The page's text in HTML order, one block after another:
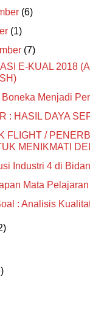
(6)
(1)
(7)
E-KUAL 2018
Boneka Menjadi
: HASIL DAYA
FLIGHT /
MENIKMATI
Industri 4 di
Mata
: Analisis